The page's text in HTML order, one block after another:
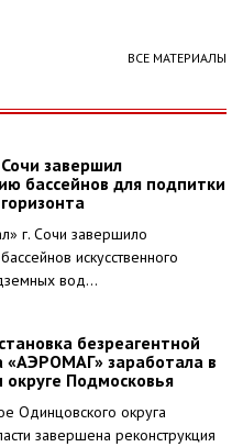
ВСЕ МАТЕРИАЛЫ
завершил
бассейнов для подпитки
г. Сочи завершило
искусственного
вод...
безреагентной
«АЭРОМАГ» заработала в
Подмосковья
Одинцовского округа
завершена реконструкция